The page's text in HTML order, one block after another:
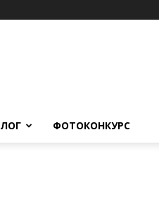
ФОТОКОНКУРС